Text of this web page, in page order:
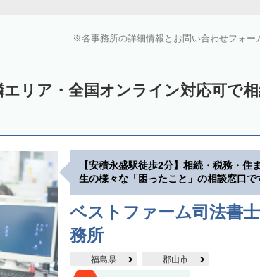
各事務所の詳細情報とお問い合わせフォー
リア・全国オンライン対応可で
【安積永盛駅徒歩2分】相続・税務・住
生の様々な「困ったこと」の相談窓口で
ベストファーム司法書
務所
福島県 郡山市